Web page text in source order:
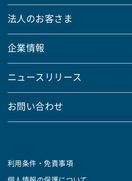
法人のお客さま
企業情報
ニュースリリース
お問い合わせ
利用条件・免責事項